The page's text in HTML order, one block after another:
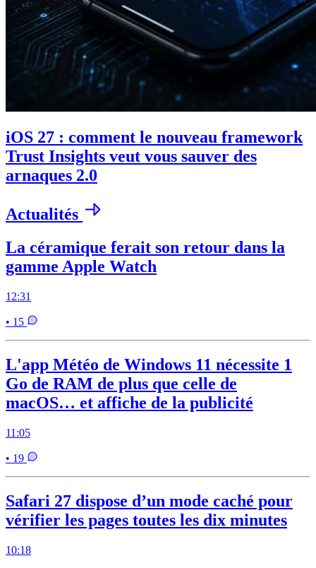
iOS 27 : comment le nouveau framework
Trust Insights veut vous sauver des
arnaques 2.0
Actualités
La céramique ferait son retour dans la
gamme Apple Watch
12:31
• 15
L'app Météo de Windows 11 nécessite 1
Go de RAM de plus que celle de
macOS… et affiche de la publicité
11:05
• 19
Safari 27 dispose d’un mode caché pour
vérifier les pages toutes les dix minutes
10:18